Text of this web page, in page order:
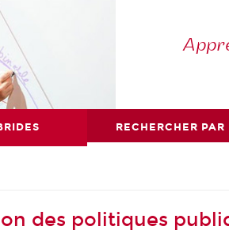
RECHERCHER
des politiques